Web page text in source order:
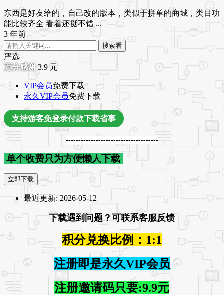
东西是好友给的，自己改的版本，类似于拼单的商城，类目功
能比较齐全 看着还挺不错 ...
3 年前
搜索看
严选
3.9元
VIP会员免费下载
永久VIP会员免费下载
支持游客免登录付款下载省事
-------------------------------------
单个收费只为方便懒人下载
立即下载
最近更新:2026-05-12
下载遇到问题？可联系客服反馈
积分兑换比例：1:1
注册即是永久VIP会员
注册邀请码只要:9.9元